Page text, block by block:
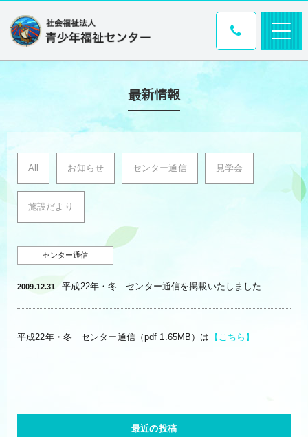
最新情報
All お知らせ センター通信 見学会
施設だより
センター通信
2009.12.31 平成22年・冬 センター通信を掲載いたしました
平成22年・冬 センター通信（pdf 1.65MB）は 【こちら】
最近の投稿